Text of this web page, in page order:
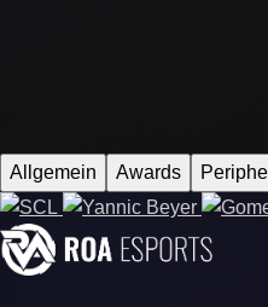
Allgemein Awards